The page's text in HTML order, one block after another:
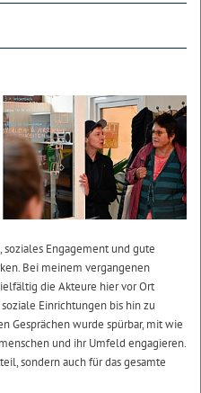
Engagement und gute
Bei meinem vergangenen
die Akteure hier vor Ort
Einrichtungen bis hin zu
Gesprächen wurde spürbar, mit wie
und ihr Umfeld engagieren.
sondern auch für das gesamte